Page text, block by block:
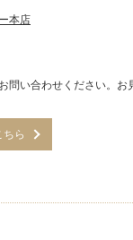
本店
問い合わせください。お
ちら